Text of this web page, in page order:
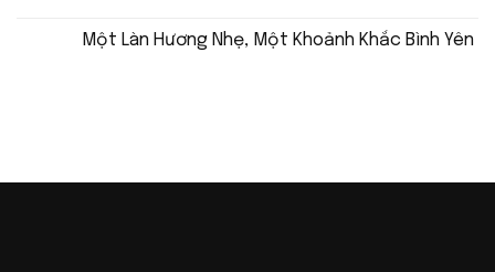
Một Làn Hương Nhẹ, Một Khoảnh Khắc Bình Yên